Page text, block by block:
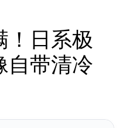
！日系极
自带清冷